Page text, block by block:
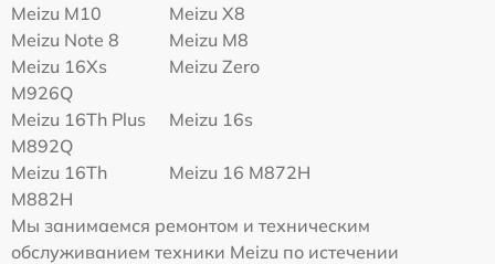
Meizu M10
Meizu X8
Meizu Note 8
Meizu M8
Meizu 16Xs
M926Q
Meizu Zero
Meizu 16Th Plus
M892Q
Meizu 16s
Meizu 16Th
M882H
Meizu 16 M872H
Мы занимаемся ремонтом и техническим
обслуживанием техники Meizu по истечении